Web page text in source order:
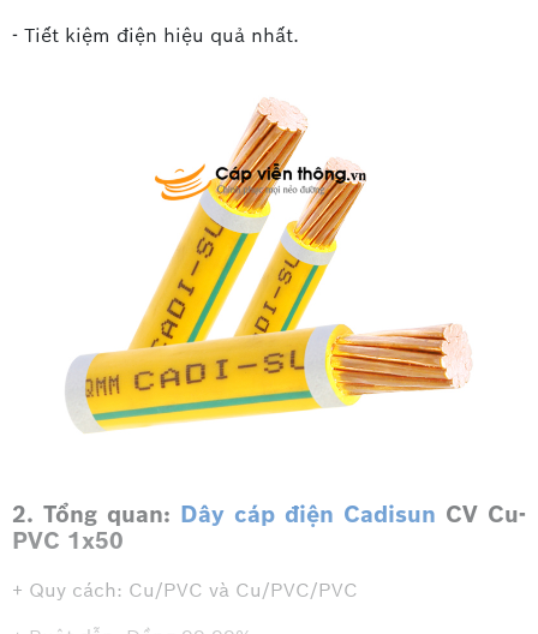
- Tiết kiệm điện hiệu quả nhất.
2. Tổng quan: Dây cáp điện Cadisun CV Cu-
PVC 1x50
+ Quy cách: Cu/PVC và Cu/PVC/PVC